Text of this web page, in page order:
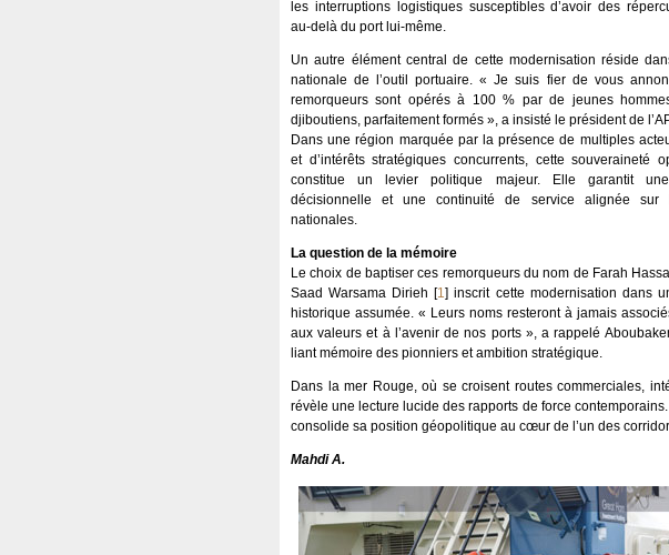
les interruptions logistiques susceptibles d’avoir des
au-delà du port lui-même.
Un autre élément central de cette modernisation réside
nationale de l’outil portuaire. « Je suis fier de vous
remorqueurs sont opérés à 100 % par de jeunes
djiboutiens, parfaitement formés », a insisté le président de
Dans une région marquée par la présence de multiples
et d’intérêts stratégiques concurrents, cette souveraineté
constitue un levier politique majeur. Elle garantit une
décisionnelle et une continuité de service alignée sur
nationales.
La question de la mémoire
Le choix de baptiser ces remorqueurs du nom de Farah
Saad Warsama Dirieh [1] inscrit cette modernisation dans
historique assumée. « Leurs noms resteront à jamais
aux valeurs et à l’avenir de nos ports », a rappelé
liant mémoire des pionniers et ambition stratégique.
Dans la mer Rouge, où se croisent routes commerciales,
révèle une lecture lucide des rapports de force
consolide sa position géopolitique au cœur de l’un des
Mahdi A.